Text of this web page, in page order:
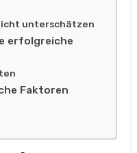
unterschätzen
erfolgreiche
Faktoren